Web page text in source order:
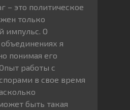
– это политическое
только
импульс. О
я
понимая его
работы с
в свое время
быть такая